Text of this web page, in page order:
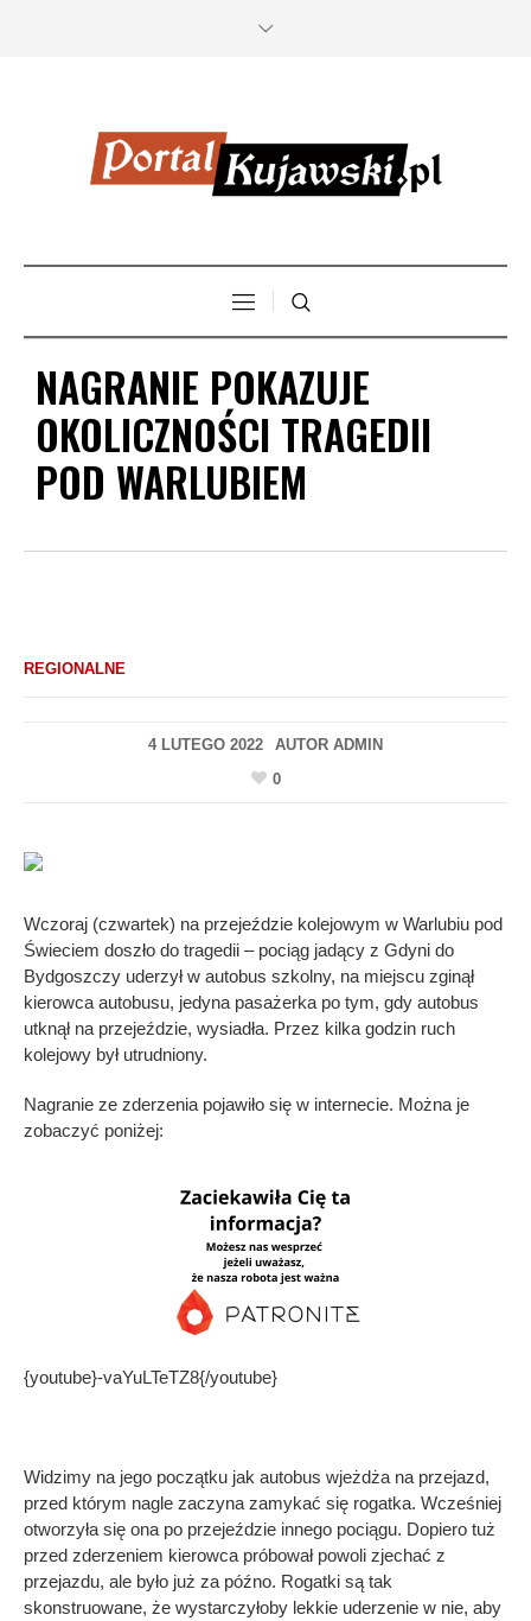
NAGRANIE POKAZUJE
OKOLICZNOŚCI TRAGEDII
POD WARLUBIEM
REGIONALNE
4 LUTEGO 2022 AUTOR ADMIN
0
Wczoraj (czwartek) na przejeździe kolejowym w Warlubiu pod
Świeciem doszło do tragedii – pociąg jadący z Gdyni do
Bydgoszczy uderzył w autobus szkolny, na miejscu zginął
kierowca autobusu, jedyna pasażerka po tym, gdy autobus
utknął na przejeździe, wysiadła. Przez kilka godzin ruch
kolejowy był utrudniony.
Nagranie ze zderzenia pojawiło się w internecie. Można je
zobaczyć poniżej:
{youtube}-vaYuLTeTZ8{/youtube}
Widzimy na jego początku jak autobus wjeżdża na przejazd,
przed którym nagle zaczyna zamykać się rogatka. Wcześniej
otworzyła się ona po przejeździe innego pociągu. Dopiero tuż
przed zderzeniem kierowca próbował powoli zjechać z
przejazdu, ale było już za późno. Rogatki są tak
skonstruowane, że wystarczyłoby lekkie uderzenie w nie, aby